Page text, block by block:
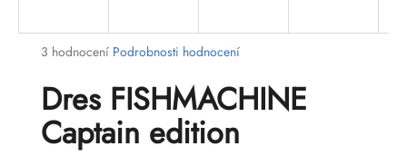
Průměrné
produktu
je
5,0
z
3 hodnocení Podrobnosti hodnocení
Dres FISHMACHINE
Captain edition